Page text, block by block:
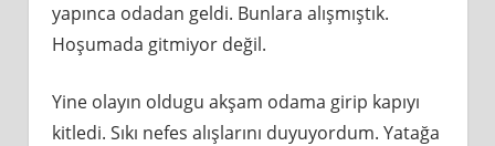
yapınca odadan geldi. Bunlara alışmıştık.
Hoşumada gitmiyor değil.
Yine olayın oldugu akşam odama girip kapıyı
kitledi. Sıkı nefes alışlarını duyuyordum. Yatağa